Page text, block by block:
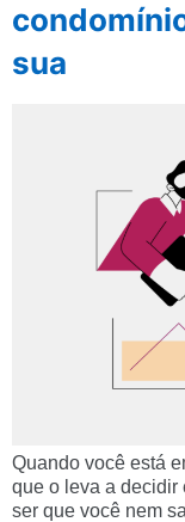
sua
Quando você está
que o leva a decidir
ser que você nem